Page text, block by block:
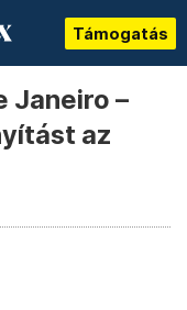
Támogatás
Janeiro –
az